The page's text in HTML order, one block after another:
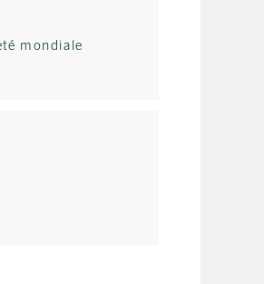
mondiale